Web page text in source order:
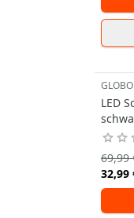
LED
32,99
69,99